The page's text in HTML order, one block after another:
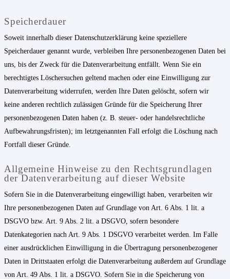
Speicherdauer
Soweit innerhalb dieser Datenschutzerklärung keine speziellere
Speicherdauer genannt wurde, verbleiben Ihre personenbezogenen Daten bei
uns, bis der Zweck für die Datenverarbeitung entfällt. Wenn Sie ein
berechtigtes Löschersuchen geltend machen oder eine Einwilligung zur
Datenverarbeitung widerrufen, werden Ihre Daten gelöscht, sofern wir
keine anderen rechtlich zulässigen Gründe für die Speicherung Ihrer
personenbezogenen Daten haben (z. B. steuer- oder handelsrechtliche
Aufbewahrungsfristen); im letztgenannten Fall erfolgt die Löschung nach
Fortfall dieser Gründe.
Allgemeine Hinweise zu den Rechtsgrundlagen
der Datenverarbeitung auf dieser Website
Sofern Sie in die Datenverarbeitung eingewilligt haben, verarbeiten wir
Ihre personenbezogenen Daten auf Grundlage von Art. 6 Abs. 1 lit. a
DSGVO bzw. Art. 9 Abs. 2 lit. a DSGVO, sofern besondere
Datenkategorien nach Art. 9 Abs. 1 DSGVO verarbeitet werden. Im Falle
einer ausdrücklichen Einwilligung in die Übertragung personenbezogener
Daten in Drittstaaten erfolgt die Datenverarbeitung außerdem auf Grundlage
von Art. 49 Abs. 1 lit. a DSGVO. Sofern Sie in die Speicherung von